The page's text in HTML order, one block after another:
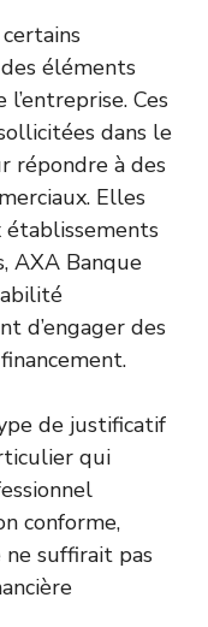
éléments
Ces
dans le
répondre à des
Elles
AXA Banque
d’engager des
de justificatif
qui
conforme,
suffirait pas